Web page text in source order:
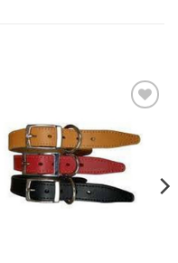
à la liste
de
souhaits